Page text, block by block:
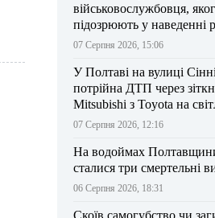
військовослужбовця,
підозрюють у наведенні
БпЛА на власний
07 Серпня 2026, 15:06
У Полтаві на вулиці
потрійна ДТП через
Mitsubishi з Toyota на
07 Серпня 2026, 12:16
На водоймах
сталися три смертельні
06 Серпня 2026, 18:31
Скоїв самогубство чи